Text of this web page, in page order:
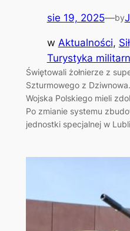
sie 19, 2025—by
w Aktualności,
Turystyka
Świętowali żołnierze z
Szturmowego z
Wojska Polskiego mieli
Po zmianie systemu
jednostki specjalnej w